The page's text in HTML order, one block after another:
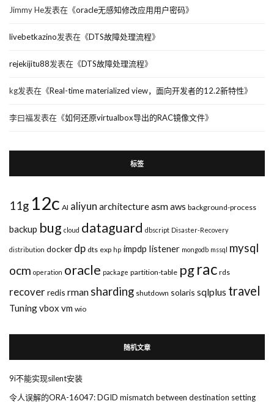
Jimmy He发表在《oracle无感知修改应用用户密码》
livebetkazino发表在《DTS故障处理流程》
rejekijitu88发表在《DTS故障处理流程》
kg发表在《Real-time materialized view，面向开发者的12.2新特性》
李曰福发表在《如何还原virtualbox导出的RAC镜像文件》
标签
11g 12c AI aliyun architectureasmaws background-process
backup bug cloud dataguard dbscript Disaster-Recovery
distribution docker dp dts exp hp impdp listener mongodb mssql mysql
ocm operation oracle package partition-table pgrac rds
recover redis rman sharding shutdown solaris sqlplus travel
Tuningvbox vm wio
随机文章
9i不能实现silent安装
令人误解的ORA-16047: DGID mismatch between destination setting